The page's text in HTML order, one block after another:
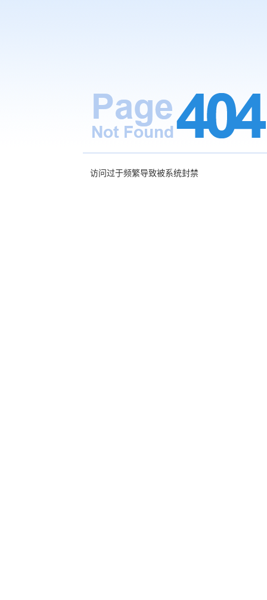
访问过于频繁导致被系统封禁